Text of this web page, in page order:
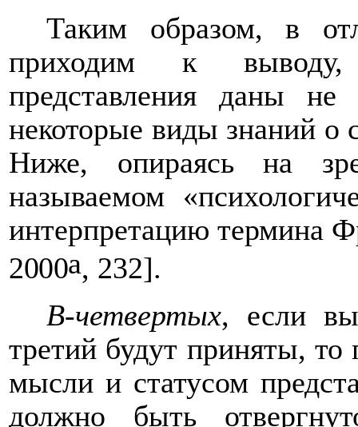
Таким образом, в
приходим к
представления даны не
некоторые виды знаний о
Ниже, опираясь на
называемом
интерпретацию термина
2000a, 232].
В-четвертых, если
третий будут приняты, то
мысли и статусом
должно быть